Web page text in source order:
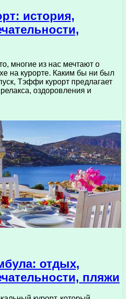
история,
многие из нас мечтают о
на курорте. Каким бы ни был
Tэффи курорт предлагает
оздоровления и
отдых,
пляжи